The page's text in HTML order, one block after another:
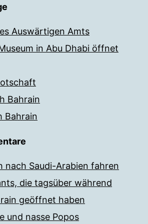
Auswärtigen Amts
in Abu Dhabi öffnet
Bahrain
Bahrain
nach Saudi-Arabien fahren
die tagsüber während
geöffnet haben
und nasse Popos